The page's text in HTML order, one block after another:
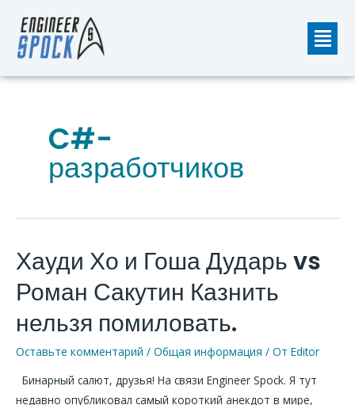
содержимому
C#-
разработчиков
Хауди Хо и Гоша Дударь vs
Роман Сакутин Казнить
нельзя помиловать.
Оставьте комментарий / Общая информация / От Editor
Бинарный салют, друзья! На связи Engineer Spock. Я тут
недавно опубликовал самый короткий анекдот в мире,
Хауди
Хо
и
Дударь
vs
Роман